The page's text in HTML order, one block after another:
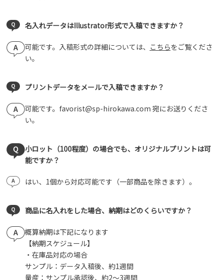
名入れデータはIllustrator形式で入稿できますか？
可能です。入稿形式の詳細については、 こちらをご覧くださ
い。
プリントデータをメールで入稿できますか？
可能です。favorist@sp-hirokawa.com 宛にお送りくださ
い。
小ロット（100程度）の場合でも、オリジナルプリントは可
能ですか？
はい、1個から対応可能です（一部商品を除きます）。
商品に名入れをした場合、納期はどのくらいですか？
概算納期は下記になります
【納期スケジュール】
・在庫品対応の場合
サンプル：データ入稿後、約1週間
量産：サンプル承認後、約2～3週間